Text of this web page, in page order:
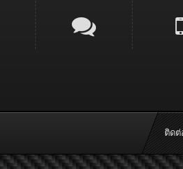
ติดต่